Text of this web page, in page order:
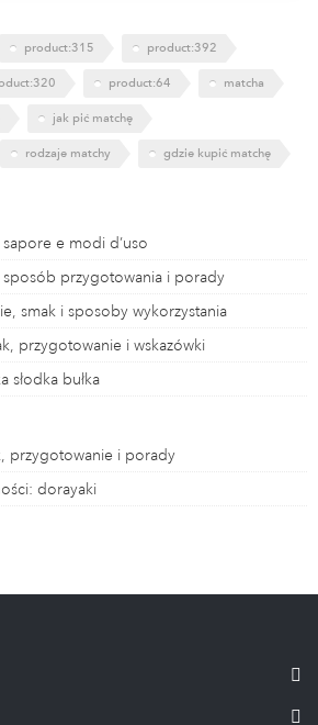
product:315 product:392
product:64 matcha
jak pić matchę
rodzaje matchy gdzie kupić matchę
e modi d’uso
przygotowania i porady
smak i sposoby wykorzystania
przygotowanie i wskazówki
słodka bułka
przygotowanie i porady
dorayaki